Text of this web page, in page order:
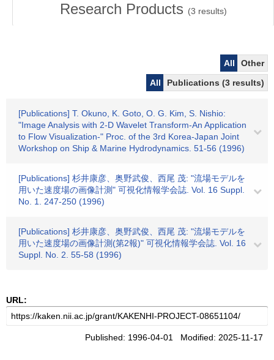
Research Products (3 results)
All
Other
All
Publications (3 results)
[Publications] T. Okuno, K. Goto, O. G. Kim, S. Nishio:
"Image Analysis with 2-D Wavelet Transform-An Application
to Flow Visualization-" Proc. of the 3rd Korea-Japan Joint
Workshop on Ship & Marine Hydrodynamics. 51-56 (1996)
[Publications] 杉井康彦、奥野武俊、西尾 茂: "流場モデルを
用いた速度場の画像計測" 可視化情報学会誌. Vol. 16 Suppl.
No. 1. 247-250 (1996)
[Publications] 杉井康彦、奥野武俊、西尾 茂: "流場モデルを
用いた速度場の画像計測(第2報)" 可視化情報学会誌. Vol. 16
Suppl. No. 2. 55-58 (1996)
URL:
Published: 1996-04-01 Modified: 2025-11-17